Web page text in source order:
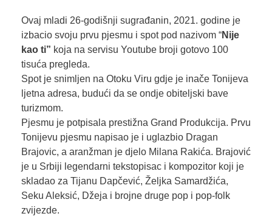
Ovaj mladi 26-godišnji sugrađanin, 2021. godine je
izbacio svoju prvu pjesmu i spot pod nazivom “Nije
kao ti” koja na servisu Youtube broji gotovo 100
tisuća pregleda.
Spot je snimljen na Otoku Viru gdje je inače Tonijeva
ljetna adresa, budući da se ondje obiteljski bave
turizmom.
Pjesmu je potpisala prestižna Grand Produkcija. Prvu
Tonijevu pjesmu napisao je i uglazbio Dragan
Brajovic, a aranžman je djelo Milana Rakića. Brajović
je u Srbiji legendarni tekstopisac i kompozitor koji je
skladao za Tijanu Dapčević, Željka Samardžića,
Seku Aleksić, Džeja i brojne druge pop i pop-folk
zvijezde.